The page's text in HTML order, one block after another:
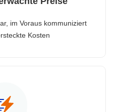
im Voraus kommuniziert
Kosten